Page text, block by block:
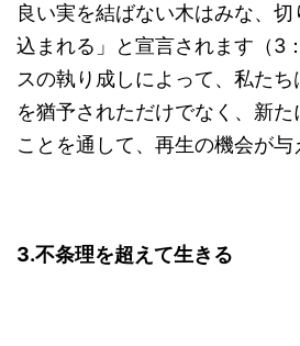
良い実を結ばない木はみな、
込まれる」と宣言されます（3
スの執り成しによって、私た
を猶予されただけでなく、新
ことを通して、再生の機会が与
3.不条理を超えて生きる